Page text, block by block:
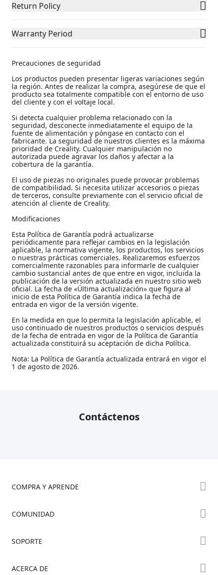
Return Policy
Warranty Period
Precauciones de seguridad
Los productos pueden presentar ligeras variaciones según
la región. Antes de realizar la compra, asegúrese de que el
producto sea totalmente compatible con el entorno de uso
del cliente y con el voltaje local.
Si detecta cualquier problema relacionado con la
seguridad, desconecte inmediatamente el equipo de la
fuente de alimentación y póngase en contacto con el
fabricante. La seguridad de nuestros clientes es la máxima
prioridad de Creality. Cualquier manipulación no
autorizada puede agravar los daños y afectar a la
cobertura de la garantía.
El uso de piezas no originales puede provocar problemas
de compatibilidad. Si necesita utilizar accesorios o piezas
de terceros, consulte previamente con el servicio oficial de
atención al cliente de Creality.
Modificaciones
Esta Política de Garantía podrá actualizarse
periódicamente para reflejar cambios en la legislación
aplicable, la normativa vigente, los productos, los servicios
o nuestras prácticas comerciales. Realizaremos esfuerzos
comercialmente razonables para informarle de cualquier
cambio sustancial antes de que entre en vigor, incluida la
publicación de la versión actualizada en nuestro sitio web
oficial. La fecha de «Última actualización» que figura al
inicio de esta Política de Garantía indica la fecha de
entrada en vigor de la versión vigente.
En la medida en que lo permita la legislación aplicable, el
uso continuado de nuestros productos o servicios después
de la fecha de entrada en vigor de la Política de Garantía
actualizada constituirá su aceptación de dicha Política.
Nota: La Política de Garantía actualizada entrará en vigor el
1 de agosto de 2026.
Contáctenos
COMPRA Y APRENDE
Serie K2
COMUNIDAD
Discord
SOPORTE
ACERCA DE